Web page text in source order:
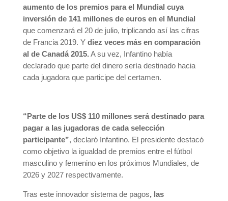
aumento de los premios para el Mundial cuya
inversión de 141 millones de euros en el Mundial
que comenzará el 20 de julio, triplicando así las cifras
de Francia 2019. Y diez veces más en comparación
al de Canadá 2015. A su vez, Infantino había
declarado que parte del dinero sería destinado hacia
cada jugadora que participe del certamen.
“Parte de los US$ 110 millones será destinado para
pagar a las jugadoras de cada selección
participante”, declaró Infantino. El presidente destacó
como objetivo la igualdad de premios entre el fútbol
masculino y femenino en los próximos Mundiales, de
2026 y 2027 respectivamente.
Tras este innovador sistema de pagos, las